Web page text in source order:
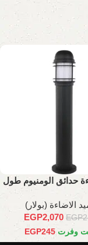
حدائق الومنيوم طول
الاضاءة (بولار)
EGP
EGP2,070
وفرت EGP245